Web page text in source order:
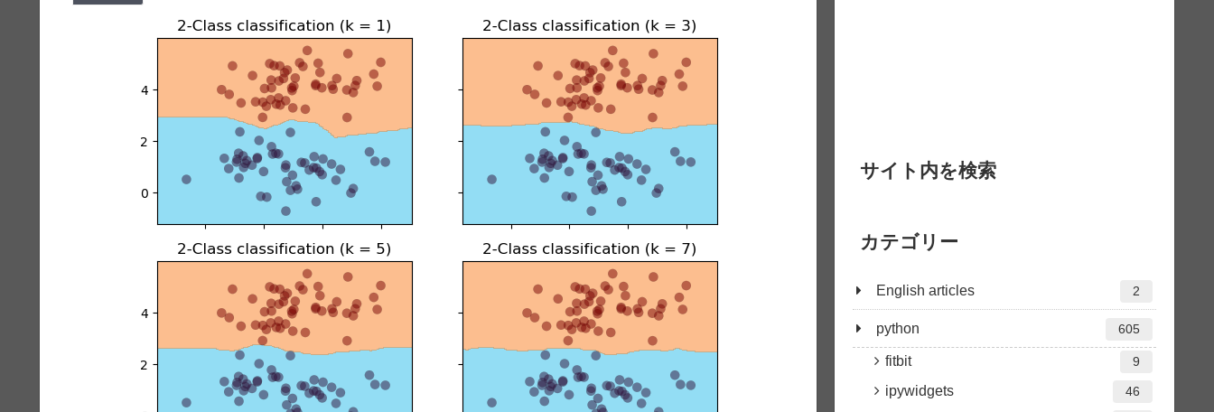
サイト内を検索
カテゴリー
English articles 2
python 605
fitbit 9
ipywidgets 46